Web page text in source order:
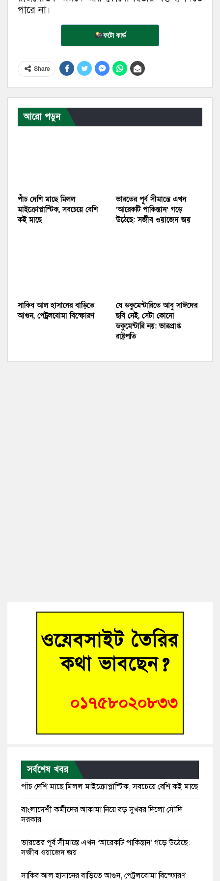
পারে না।
ফটো কার্ড
Share
আরো পড়ুন
পাঁচ দেশি মাছে মিলল
মাইক্রোপ্লাস্টিক, সবচেয়ে বেশি
কই মাছে
ভারতের পূর্ব সীমান্তে এখন
‘আরেকটি পাকিস্তান’ গড়ে
উঠেছে: সজীব ওয়াজেদ জয়
সাকিব আল হাসানের বাড়িতে
আগুন, পেট্রলবোমা বিস্ফোরণ
যে ডকুমেন্টারিতে আবু সাঈদের
ছবি নেই, সেটা কোনো
ডকুমেন্টারি নয়: ভারপ্রাপ্ত
রাষ্ট্রপতি
সর্বশেষ খবর
পাঁচ দেশি মাছে মিলল মাইক্রোপ্লাস্টিক, সবচেয়ে বেশি কই মাছে
বাংলাদেশী কর্মীদের আকামা নিয়ে বড় সুখবর দিলো সৌদি
সরকার
ভারতের পূর্ব সীমান্তে এখন ‘আরেকটি পাকিস্তান’ গড়ে উঠেছে:
সজীব ওয়াজেদ জয়
সাকিব আল হাসানের বাড়িতে আগুন, পেট্রলবোমা বিস্ফোরণ